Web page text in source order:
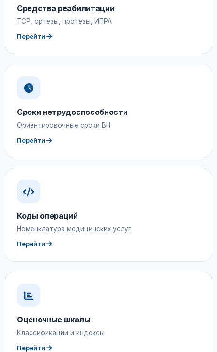
Средства реабилитации
ТСР, ортезы, протезы, ИПРА
Перейти
Сроки нетрудоспособности
Ориентировочные сроки ВН
Перейти
Коды операций
Номенклатура медицинских услуг
Перейти
Оценочные шкалы
Классификации и индексы
Перейти